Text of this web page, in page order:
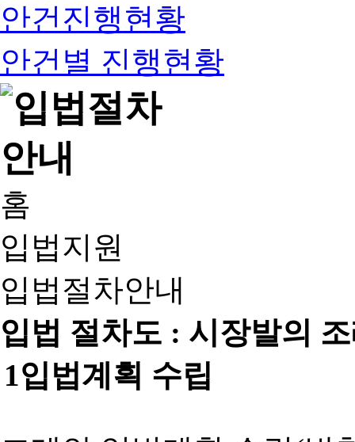
안건진행현황
안건별 진행현황
홈
입법지원
입법절차안내
입법 절차도 : 시장발의
1입법계획 수립